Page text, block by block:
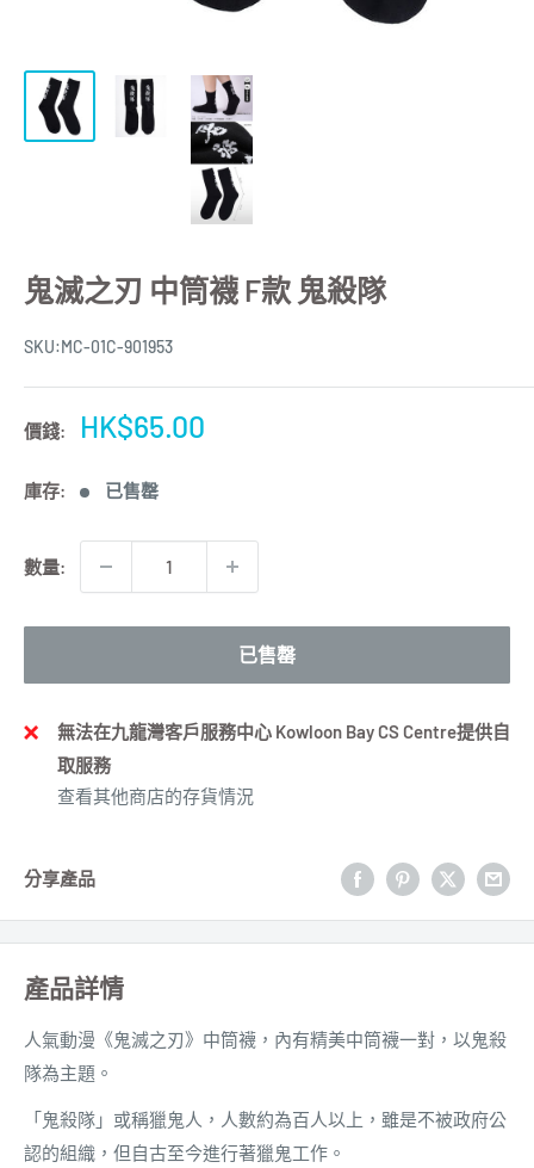
鬼滅之刃 中筒襪 F款 鬼殺隊
SKU:MC-01C-901953
價錢:
特
HK$65.00
庫存: 已售罄
數量:
已售罄
無法在九龍灣客戶服務中心 Kowloon Bay CS Centre提供自
取服務
查看其他商店的存貨情況
分享產品
產品詳情
人氣動漫《鬼滅之刃》中筒襪， 內有精美中筒襪一對 ， 以鬼殺
隊為主題。
「鬼殺隊」或稱獵鬼人，人數約為百人以上，雖是不被政府公
認的組織，但自古至今進行著獵鬼工作。